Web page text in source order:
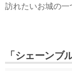
訪れたいお城の一
「シェーンブ